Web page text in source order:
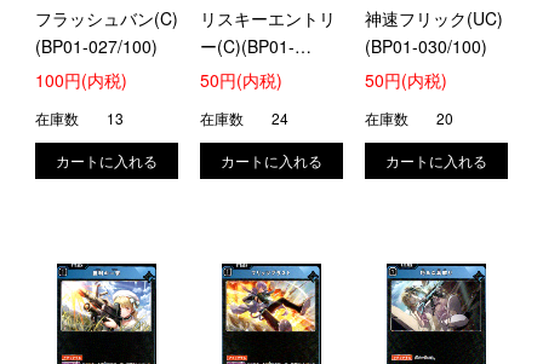
フラッシュバン(C)
(BP01-027/100)
100円(内税)
在庫数 13
リスキーエントリ
ー(C)(BP01-
028/100)
50円(内税)
在庫数 24
神速フリック(UC)
(BP01-030/100)
50円(内税)
在庫数 20